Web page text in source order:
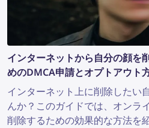
インターネットから自分の顔を
めのDMCA申請とオプトアウト
インターネット上に削除したい
んか？このガイドでは、オンラ
削除するための効果的な方法を